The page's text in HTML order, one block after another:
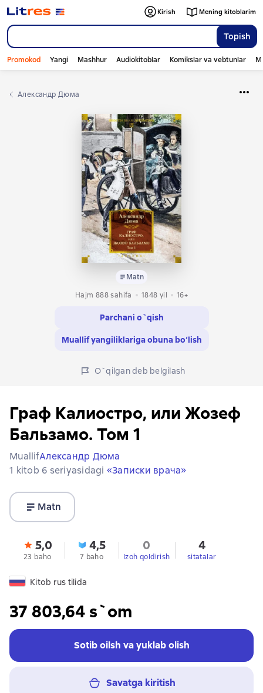
Topish
Kirish Mening kitoblarim
Promokod Yangi Mashhur Audiokitoblar Komikslar va vebtunlar
Александр Дюма
Matn
Hajm 888 sahifa
1848 yil 16+
Parchani o`qish
Muallif yangiliklariga obuna bo‘lish
O`qilgan deb belgilash
Граф Калиостро, или Жозеф
Бальзамо. Том 1
MuallifАлександр Дюма
1 kitob 6 seriyasidagi «Записки врача»
Matn
5,0
23 baho
4,5
7 baho
0
Izoh qoldirish
4
sitatalar
Kitob rus tilida
37 803,64 s`om
Sotib oilsh va yuklab olish
Savatga kiritish